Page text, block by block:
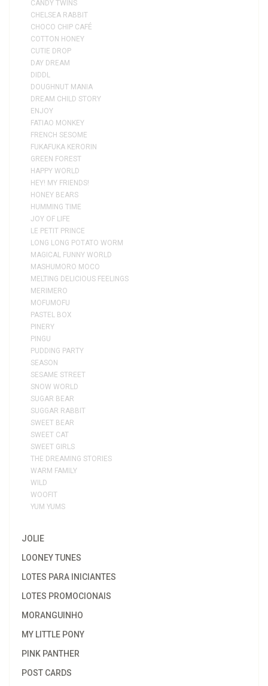
CANDY TWINS
CHELSEA RABBIT
CHOCO CHIP CAFÉ
COTTON HONEY
CUTIE DROP
DAY DREAM
DIDDL
DOUGHNUT MANIA
DREAM CHILD STORY
ENJOY
FATIAO MONKEY
FRENCH SESOME
FUKAFUKA KERORIN
GREEN FOREST
HAPPY WORLD
HEY! MY FRIENDS!
HONEY BEARS
HUMMING TIME
JOY OF LIFE
LE PETIT PRINCE
LONG LONG POTATO WORM
MAGICAL FUNNY WORLD
MASHUMORO MOCO
MELTING DELICIOUS FEELINGS
MERIMERO
MOFUMOFU
PASTEL BOX
PINERY
PINGU
PUDDING PARTY
SEASON
SESAME STREET
SNOW WORLD
SUGAR BEAR
SUGGAR RABBIT
SWEET BEAR
SWEET CAT
SWEET GIRLS
THE DREAMING STORIES
WARM FAMILY
WILD
WOOFIT
YUM YUMS
JOLIE
LOONEY TUNES
LOTES PARA INICIANTES
LOTES PROMOCIONAIS
MORANGUINHO
MY LITTLE PONY
PINK PANTHER
POST CARDS